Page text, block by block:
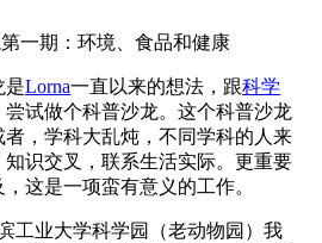
一期：环境、食品和健康
是Lorna一直以来的想法，跟科学
尝试做个科普沙龙。这个科普沙龙
，学科大乱炖，不同学科的人来
识交叉，联系生活实际。更重要
这是一项蛮有意义的工作。
工业大学科学园（老动物园）我